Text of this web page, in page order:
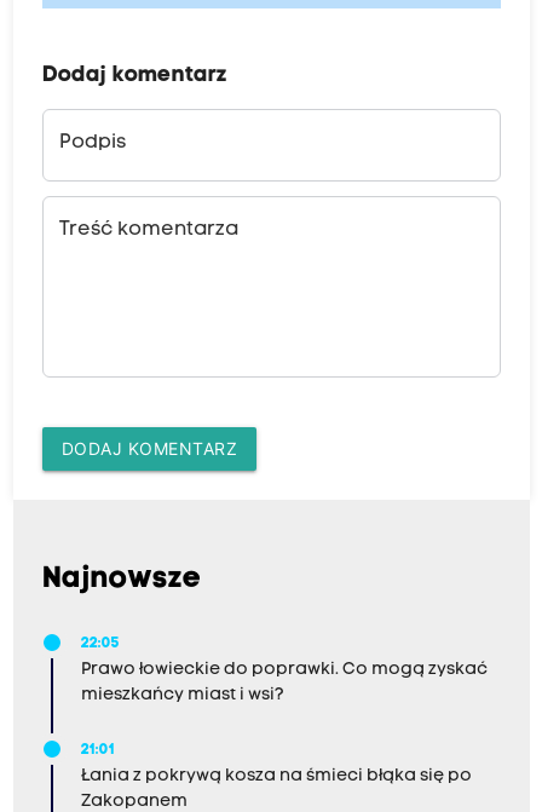
Dodaj komentarz
Podpis
Treść komentarza
DODAJ KOMENTARZ
Najnowsze
22:05
Prawo łowieckie do poprawki. Co mogą zyskać
mieszkańcy miast i wsi?
21:01
Łania z pokrywą kosza na śmieci błąka się po
Zakopanem